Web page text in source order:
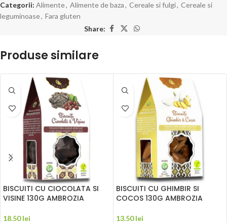
Categorii: Alimente, Alimente de baza, Cereale si fulgi, Cereale si
leguminoase, Fara gluten
Share:
Produse similare
BISCUITI CU CIOCOLATA SI
VISINE 130G AMBROZIA
18.50lei
BISCUITI CU GHIMBIR SI
COCOS 130G AMBROZIA
13.50lei